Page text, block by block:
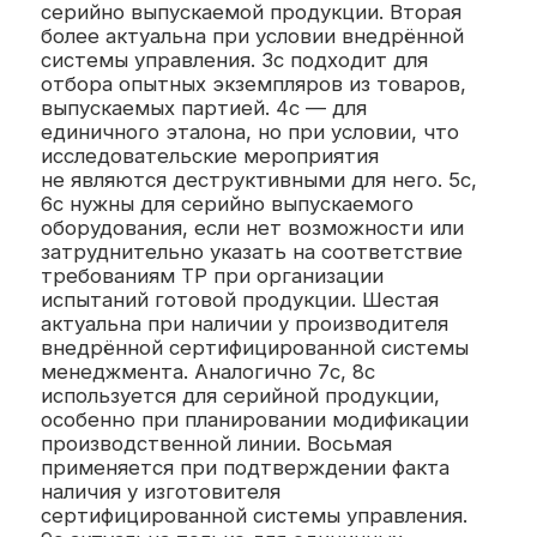
Сертификация/декларирование позволяют:
Увеличить доверие производителей
сертификации, добровольного
декларирования образцы серийной,
партийной продукции, единичные
экземпляры передаются в
аккредитованные лаборатории. Они могут
функционировать при научных институтах,
исследовательских центрах, должны иметь
определённый экспертный состав,
материально-техническую базу для
организации исследований
Единый подход для документальной базы.
Маркировка ЕАС отображает соответствие
и наносится на продукцию только после
успешной сертификации/декларирования.
Хотя основным является внесение данных
о таких документах в единый
государственный реестр,
администратором которого является ФСА.
Информация из него есть в общем доступе
для возможности продавцов,
перекупщиков, производителей проверить
безопасность заказанного, потребляемого
товара
На что можно
рассчитывать?